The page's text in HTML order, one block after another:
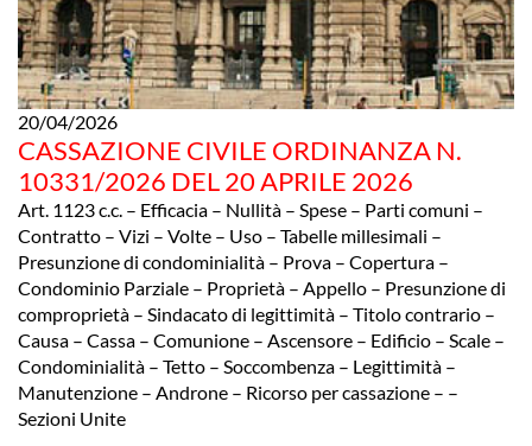
20/04/2026
CASSAZIONE CIVILE ORDINANZA N.
10331/2026 DEL 20 APRILE 2026
Art. 1123 c.c. – Efficacia – Nullità – Spese – Parti comuni –
Contratto – Vizi – Volte – Uso – Tabelle millesimali –
Presunzione di condominialità – Prova – Copertura –
Condominio Parziale – Proprietà – Appello – Presunzione di
comproprietà – Sindacato di legittimità – Titolo contrario –
Causa – Cassa – Comunione – Ascensore – Edificio – Scale –
Condominialità – Tetto – Soccombenza – Legittimità –
Manutenzione – Androne – Ricorso per cassazione – –
Sezioni Unite